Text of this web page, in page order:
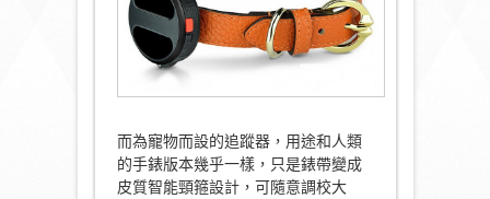
而為寵物而設的追蹤器，用途和人類
的手錶版本幾乎一樣，只是錶帶變成
皮質智能頸箍設計，可隨意調校大